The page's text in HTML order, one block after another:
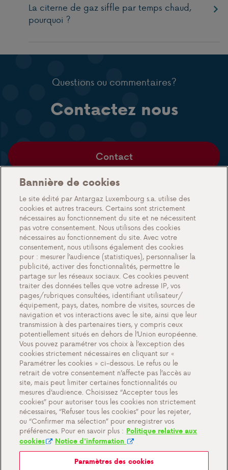
La citerne de gaz siffle par temps chaud,
pourquoi ?
Questions ou commentaires?
Contactez nous
Contact
Nos produits
Gaz en citerne
Gaz en bouteille
QFP
A propos de nous
Contact
Paramètres des cookies
Conditions générales de vente
Documents importants
Politique de confidentialité et cookies
Bannière de cookies
Le site édité par Antargaz Luxembourg s.a. utilise des
cookies et autres traceurs. Certains sont strictement
nécessaires au fonctionnement du site et ne nécessitent
pas votre consentement. Nous utilisons des cookies
nécessaires au fonctionnement du site. Avec votre
consentement, nous utilisons également des cookies
pour : mesurer l’audience (statistiques), personnaliser la
publicité, activer des fonctionnalités, permettre le
partage sur les réseaux sociaux. Ces cookies peuvent
traiter des données telles que votre adresse IP, vos
pages/rubriques consultées, identifiant utilisateur/
équipement, pays, dates, nombre de visites, sources de
navigation et vos interactions avec le site, ainsi que leur
transmission à des partenaires tiers, y compris ceux
potentiellement situés en dehors de l’Union européenne.
Vous pouvez paramétrer vos choix à l’exception des
cookies strictement nécessaires en cliquant sur «
Paramétrer les cookies » ci-dessous. Le refus ou le
retrait de votre consentement n’affecte pas l’accès au
site, mais peut limiter certaines fonctionnalités ou
mesures d’audience. Choisissez “Accepter tous les
cookies” pour autoriser tous les cookies non strictement
nécessaires, “Refuser tous les cookies” pour les rejeter,
ou “Confirmer ma sélection” pour enregistrer vos
préférences. Pour en savoir plus : Politique relative aux
cookies
Notice d'information
Paramètres des cookies